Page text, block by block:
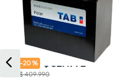
-20% $ 327.992
$ 409.990